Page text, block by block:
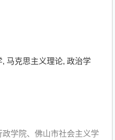
, 马克思主义理论, 政治学
学院、佛山市社会主义学